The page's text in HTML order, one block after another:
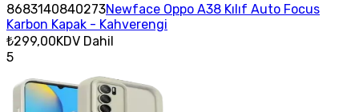
8683140840273Newface Oppo A38 Kılıf Auto Focus
Karbon Kapak - Kahverengi
₺299,00KDV Dahil
5